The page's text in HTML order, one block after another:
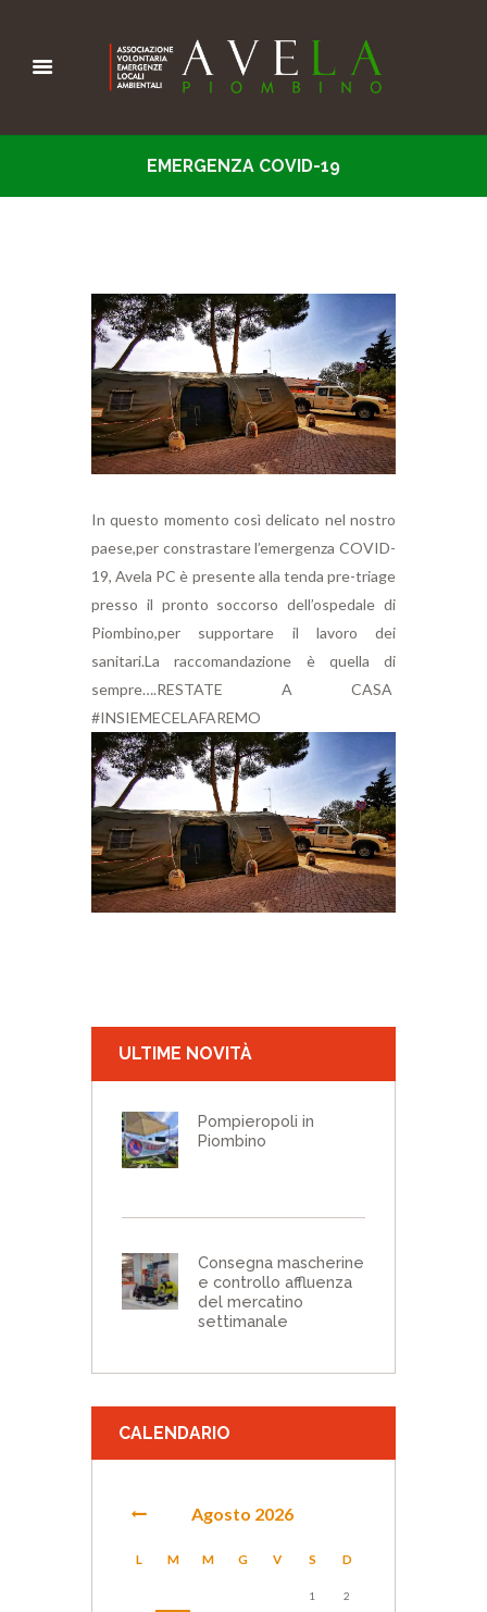
EMERGENZA COVID-19
In questo momento così delicato nel nostro
paese,per constrastare l’emergenza COVID-
19, Avela PC è presente alla tenda pre-triage
presso il pronto soccorso dell’ospedale di
Piombino,per supportare il lavoro dei
sanitari.La raccomandazione è quella di
sempre….RESTATE A CASA
#INSIEMECELAFAREMO
ULTIME NOVITÀ
Pompieropoli in
Piombino
Consegna mascherine
e controllo affluenza
del mercatino
settimanale
CALENDARIO
Agosto 2026
L M M G V S D
1 2